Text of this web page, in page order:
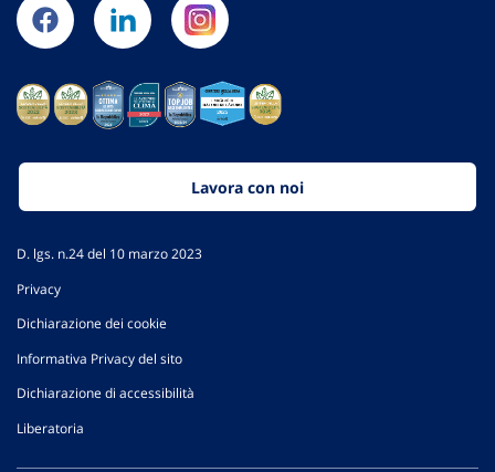
Lavora con noi
D. lgs. n.24 del 10 marzo 2023
Privacy
Dichiarazione dei cookie
Informativa Privacy del sito
Dichiarazione di accessibilità
Liberatoria